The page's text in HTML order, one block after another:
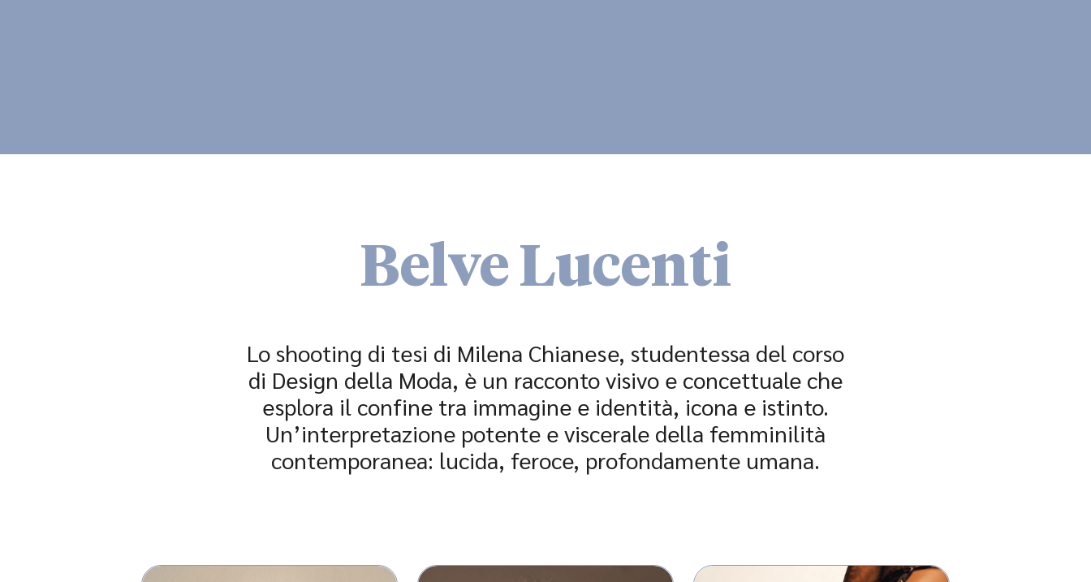
Belve Lucenti
Lo shooting di tesi di Milena Chianese, studentessa del corso
di Design della Moda, è un racconto visivo e concettuale che
esplora il confine tra immagine e identità, icona e istinto.
Un’interpretazione potente e viscerale della femminilità
contemporanea: lucida, feroce, profondamente umana.